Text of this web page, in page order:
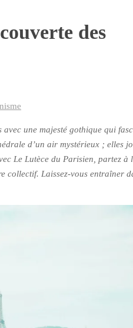
des
une majesté gothique qui
d’un air mystérieux ; elles
Le Lutèce du Parisien, partez à
collectif. Laissez-vous entraîner